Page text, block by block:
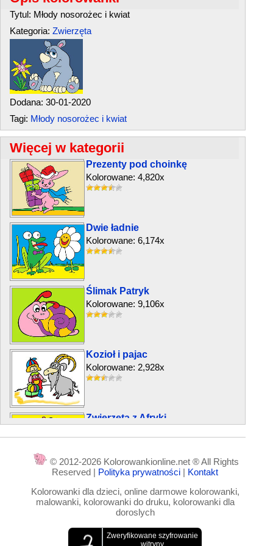
Tytul: Młody nosorożec i kwiat
Kategoria: Zwierzęta
Dodana: 30-01-2020
Tagi: Młody nosorożec i kwiat
Więcej w kategorii
Prezenty pod choinkę
Kolorowane: 4,820x
Dwie ładnie
Kolorowane: 6,174x
Ślimak Patryk
Kolorowane: 9,106x
Kozioł i pajac
Kolorowane: 2,928x
Zwierzęta z Afryki
Kolorowane: 5,832x
© 2012-2026 Kolorowankionline.net ® All Rights
Reserved | Polityka prywatności | Kontakt
Kolorowanki dla dzieci, online darmowe kolorowanki,
malowanki, kolorowanki do druku, kolorowanki dla
doroslych